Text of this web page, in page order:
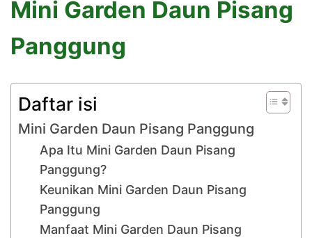
Mini Garden Daun Pisang
Panggung
Daftar isi
Mini Garden Daun Pisang Panggung
Apa Itu Mini Garden Daun Pisang
Panggung?
Keunikan Mini Garden Daun Pisang
Panggung
Manfaat Mini Garden Daun Pisang